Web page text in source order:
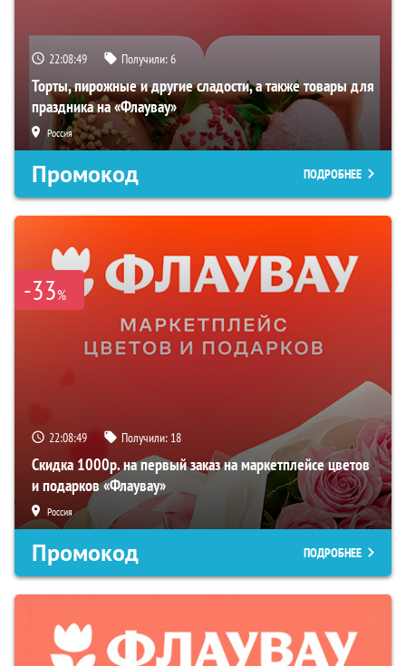
22:08:48 Получили:6
Торты, пирожные и другие сладости, а также товары для
праздника на «Флаувау»
Россия
Промокод ПОДРОБНЕЕ
-33%
22:08:48 Получили: 18
Скидка 1000р. на первый заказ на маркетплейсе цветов
и подарков «Флаувау»
Россия
Промокод ПОДРОБНЕЕ